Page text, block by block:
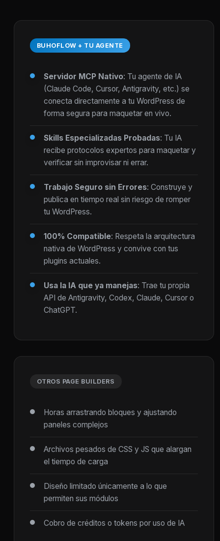
BUHOFLOW + TU AGENTE
Servidor MCP Nativo: Tu agente de IA
(Claude Code, Cursor, Antigravity, etc.) se
conecta directamente a tu WordPress de
forma segura para maquetar en vivo.
Skills Especializadas Probadas: Tu IA
recibe protocolos expertos para maquetar y
verificar sin improvisar ni errar.
Trabajo Seguro sin Errores: Construye y
publica en tiempo real sin riesgo de romper
tu WordPress.
100% Compatible: Respeta la arquitectura
nativa de WordPress y convive con tus
plugins actuales.
Usa la IA que ya manejas: Trae tu propia
API de Antigravity, Codex, Claude, Cursor o
ChatGPT.
OTROS PAGE BUILDERS
Horas arrastrando bloques y ajustando
paneles complejos
Archivos pesados de CSS y JS que alargan
el tiempo de carga
Diseño limitado únicamente a lo que
permiten sus módulos
Cobro de créditos o tokens por uso de IA